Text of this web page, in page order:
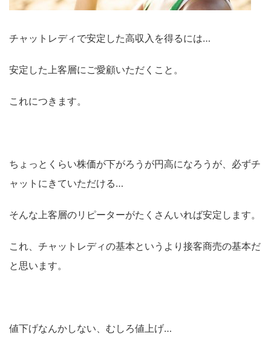
チャットレディで安定した高収入を得るには…
安定した上客層にご愛顧いただくこと。
これにつきます。
ちょっとくらい株価が下がろうが円高になろうが、必ずチ
ャットにきていただける…
そんな上客層のリピーターがたくさんいれば安定します。
これ、チャットレディの基本というより接客商売の基本だ
と思います。
値下げなんかしない、むしろ値上げ…